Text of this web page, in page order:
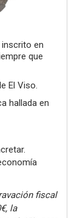
en
que
El Viso.
hallada en
fiscal
la